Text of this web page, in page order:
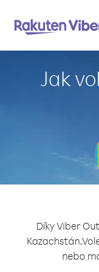
Jak
Díky Viber
Kazachstán.
nebo